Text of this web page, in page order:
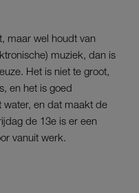
maar wel houdt van
muziek, dan is
Het is niet te groot,
en het is goed
water, en dat maakt de
de 13e is er een
vanuit werk.